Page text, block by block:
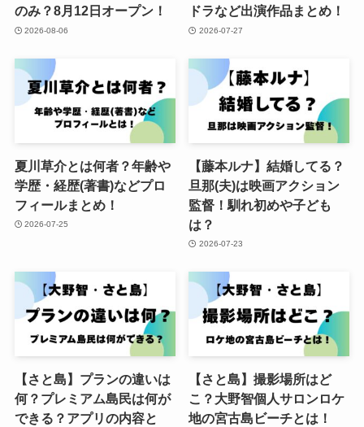
のみ？8月12日オープン！
2026-08-06
ドラなど出演作品まとめ！
2026-07-27
夏川草介とは何者？年齢や
学歴・経歴(著書)などプロ
フィールまとめ！
2026-07-25
【藤本ルナ】結婚してる？
旦那(夫)は映画アクション
監督！馴れ初めや子ども
は？
2026-07-23
【さと島】プランの違いは
何？プレミアム島民は何が
できる？アプリの内容と
【さと島】撮影場所はど
こ？大野智個人サロンロケ
地の宮古島ビーチとは！